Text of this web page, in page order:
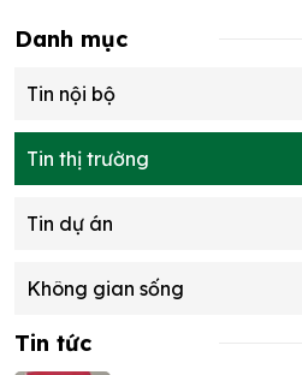
Danh mục
Tin nội bộ
Tin thị trường
Tin dự án
Không gian sống
Tin tức